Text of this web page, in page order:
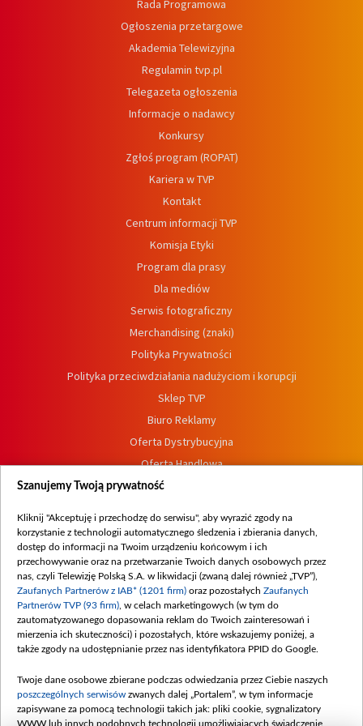
Rada Programowa
Ogłoszenia przetargowe
Akademia Telewizyjna
Regulamin tvp.pl
Telegazeta ogłoszenia
Informacje o nadawcy
Konkursy
Zgłoś program (ROPAT)
Kariera w TVP
Kontakt
Centrum informacji TVP
Komisja Etyki
Program dla prasy
Dla mediów
Serwis fotograficzny
Merchandising (znaki)
Polityka Prywatności
Polityka przeciwdziałania nadużyciom i korupcji
Sklep TVP
Biuro Reklamy
Oferta Dystrybucyjna
Oferta Handlowa
Dostępność
Procedura zgłoszeń wewnętrznych
Szanujemy Twoją prywatność
Kliknij "Akceptuję i przechodzę do serwisu", aby wyrazić zgody na
korzystanie z technologii automatycznego śledzenia i zbierania danych,
dostęp do informacji na Twoim urządzeniu końcowym i ich
przechowywanie oraz na przetwarzanie Twoich danych osobowych przez
nas, czyli Telewizję Polską S.A. w likwidacji (zwaną dalej również „TVP”),
Zaufanych Partnerów z IAB* (1201 firm) oraz pozostałych Zaufanych
Partnerów TVP (93 firm) , w celach marketingowych (w tym do
zautomatyzowanego dopasowania reklam do Twoich zainteresowań i
mierzenia ich skuteczności) i pozostałych, które wskazujemy poniżej, a
także zgody na udostępnianie przez nas identyfikatora PPID do Google.
Twoje dane osobowe zbierane podczas odwiedzania przez Ciebie naszych
poszczególnych serwisów zwanych dalej „Portalem”, w tym informacje
zapisywane za pomocą technologii takich jak: pliki cookie, sygnalizatory
WWW lub innych podobnych technologii umożliwiających świadczenie